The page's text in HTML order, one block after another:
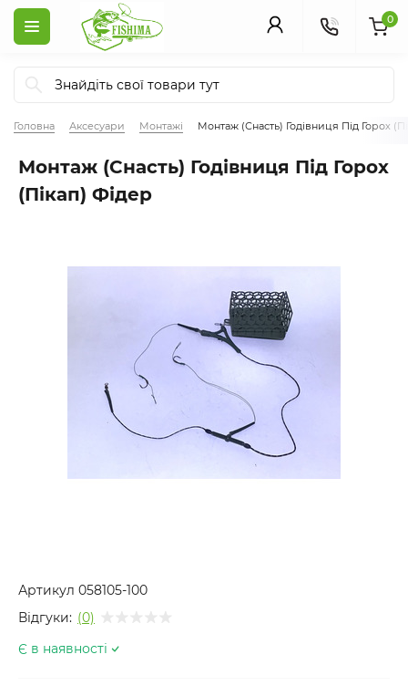
0
Головна Аксесуари Монтажі Монтаж (Снасть) Годівниця Під Горох
Монтаж (Снасть) Годівниця Під Горох
(Пікап) Фідер
Артикул 058105-100
Відгуки: (0)
Є в наявності